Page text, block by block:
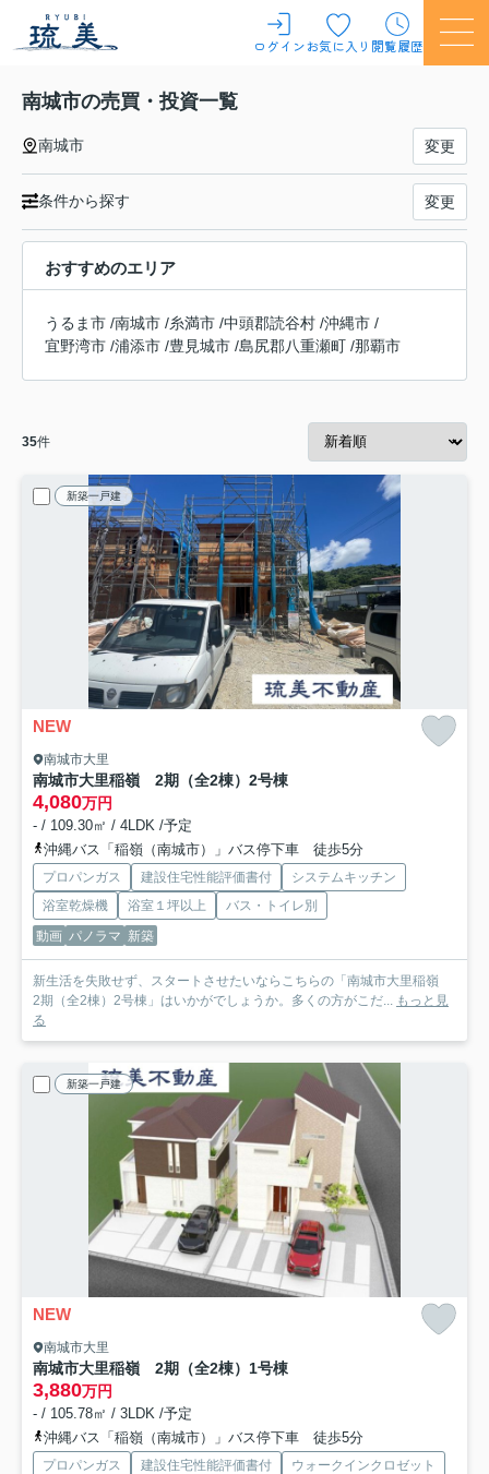
ログインお気に入り 閲覧履歴
南城市の売買・投資一覧
南城市 変更
条件から探す 変更
おすすめのエリア
うるま市 /南城市 /糸満市 /中頭郡読谷村 /沖縄市 /
宜野湾市 /浦添市 /豊見城市 /島尻郡八重瀬町 /那覇市
35件
新築一戸建
NEW
南城市大里
南城市大里稲嶺 2期（全2棟）2号棟
4,080万円
- / 109.30㎡ / 4LDK /予定
沖縄バス「稲嶺（南城市）」バス停下車 徒歩5分
プロパンガス 建設住宅性能評価書付
システムキッチン
浴室乾燥機
浴室１坪以上
バス・トイレ別
動画 パノラマ 新築
新生活を失敗せず、スタートさせたいならこちらの「南城市大里稲嶺
2期（全2棟）2号棟」はいかがでしょうか。多くの方がこだ...
もっと見
る
新築一戸建
NEW
南城市大里
南城市大里稲嶺 2期（全2棟）1号棟
3,880万円
- / 105.78㎡ / 3LDK /予定
沖縄バス「稲嶺（南城市）」バス停下車 徒歩5分
プロパンガス 建設住宅性能評価書付
ウォークインクロゼット